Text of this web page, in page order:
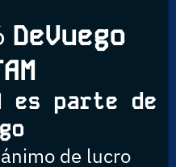
DeVuego
es parte de
de lucro